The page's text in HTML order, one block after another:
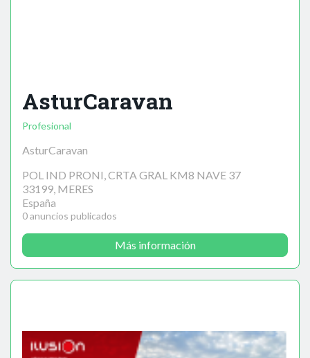
AsturCaravan
Profesional
AsturCaravan
POL IND PRONI, CRTA GRAL KM8 NAVE 37
33199, MERES
España
0 anuncios publicados
Más información